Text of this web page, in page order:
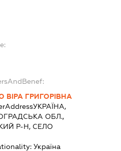
ВІРА ГРИГОРІВНА
УКРАЇНА,
ОБЛ.,
Р-Н, СЕЛО
Україна